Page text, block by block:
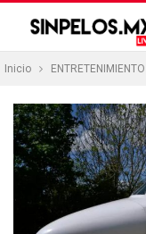
Inicio ENTRETENIMIENTO